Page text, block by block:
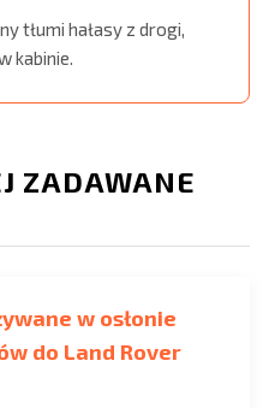
tłumi hałasy z drogi,
kabinie.
ZADAWANE
w osłonie
do Land Rover